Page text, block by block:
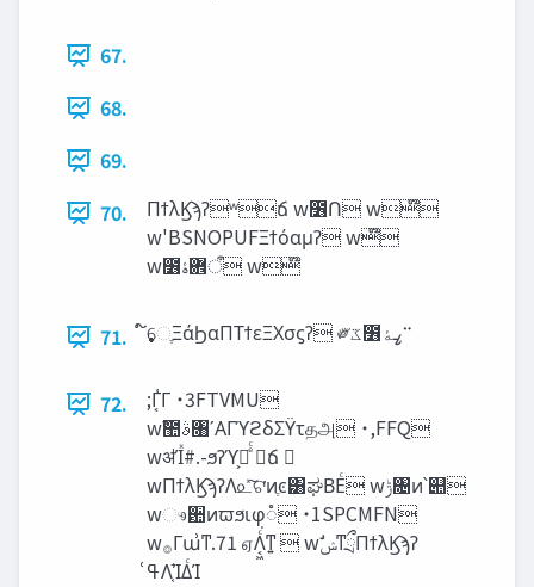
67.
68.
69.
70.
ΠϯλϏϡʔʷճ w೶Ո w໊
w'BSNOPUFΞϯόαμʔ w໊
w೶‫ऀ܎ؔۀ‬ w໊
71.
72.
;Γ͔͑Γ ˙3FTVMU
wࣾ಺ࣄ৘ʹΑΓϓϩδΣΫτதஅ ˙,FFQ
wॳΊͯ#.-ϧʔϓ͕ճͤͨ ճ 
wΠϯλϏϡʔΛ௨ͯ͠ଟ͘ͷֶͼ͸ಘΒΕͨ w‫ݱ‬৔ͷ՝୊
wෳ਺ͷϖϧιφ૾ ˙1SPCMFN
w࡞Γա͗ͳ.71 ஏΛ͔͖ͨ͘ͳ͍  wࣗ‫ͳྲྀݾ‬ΠϯλϏϡʔ
ߟ͑Λ͔֬ΊΔͨΊ